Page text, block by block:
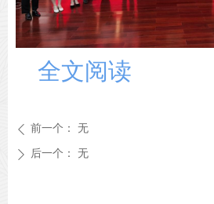
全文阅读
ꄴ 前一个： 无
ꄲ 后一个： 无